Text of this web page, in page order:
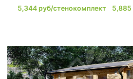
5,344 руб/стенокомплект 5,885